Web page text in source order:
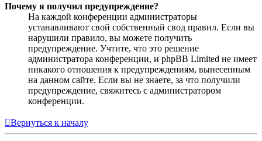
Почему я получил предупреждение?
На каждой конференции администраторы
устанавливают свой собственный свод правил. Если вы
нарушили правило, вы можете получить
предупреждение. Учтите, что это решение
администратора конференции, и phpBB Limited не имеет
никакого отношения к предупреждениям, вынесенным
на данном сайте. Если вы не знаете, за что получили
предупреждение, свяжитесь с администратором
конференции.
Вернуться к началу